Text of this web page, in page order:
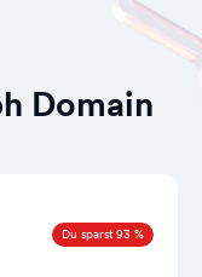
Domain
Du sparst 93 %